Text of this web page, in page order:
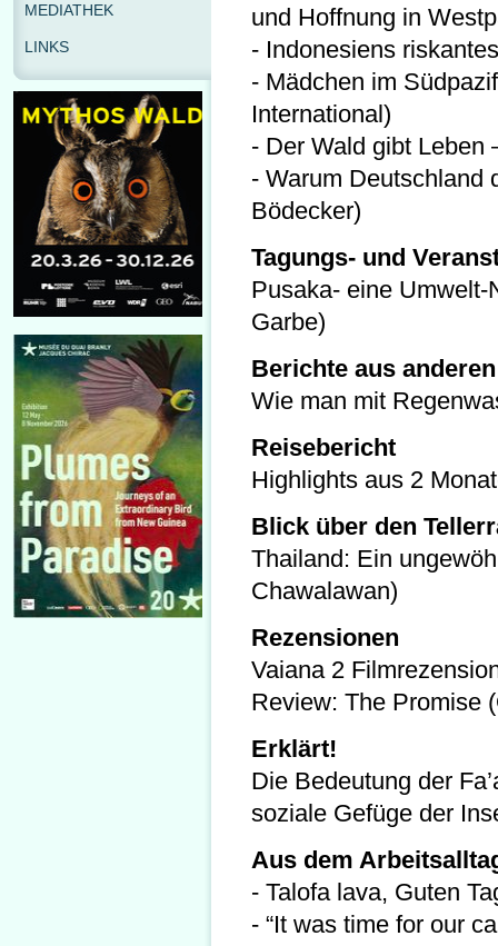
und Hoffnung in
- Indonesiens
- Mädchen im
International)
- Der Wald gibt Leben
- Warum Deutschland
Bödecker)
Tagungs- und
Pusaka- eine
Garbe)
Berichte aus
Wie man mit
Reisebericht
Highlights aus 2
Blick über den
Thailand: Ein
Chawalawan)
Rezensionen
Vaiana 2
Review: The Promise
Erklärt!
Die Bedeutung der
soziale Gefüge der
Aus dem
- Talofa lava, Guten
- “It was time for our
MEDIATHEK
LINKS